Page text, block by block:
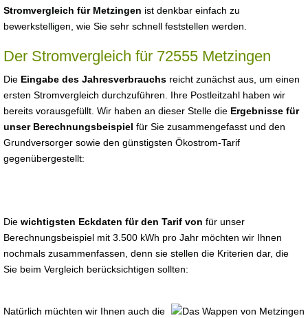
Stromvergleich für Metzingen ist denkbar einfach zu
bewerkstelligen, wie Sie sehr schnell feststellen werden.
Der Stromvergleich für 72555 Metzingen
Die Eingabe des Jahresverbrauchs reicht zunächst aus, um einen
ersten Stromvergleich durchzuführen. Ihre Postleitzahl haben wir
bereits vorausgefüllt. Wir haben an dieser Stelle die Ergebnisse für
unser Berechnungsbeispiel für Sie zusammengefasst und den
Grundversorger sowie den günstigsten Ökostrom-Tarif
gegenübergestellt:
Die wichtigsten Eckdaten für den Tarif von für unser
Berechnungsbeispiel mit 3.500 kWh pro Jahr möchten wir Ihnen
nochmals zusammenfassen, denn sie stellen die Kriterien dar, die
Sie beim Vergleich berücksichtigen sollten:
Natürlich müchten wir Ihnen auch die